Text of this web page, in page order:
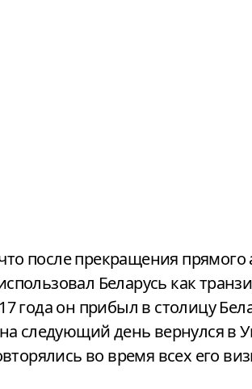
после прекращения
Беларусь как
года он прибыл в столицу
следующий день вернулся в
во время всех его